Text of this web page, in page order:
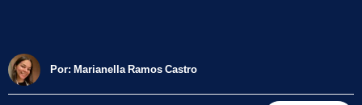
Por: Marianella Ramos Castro